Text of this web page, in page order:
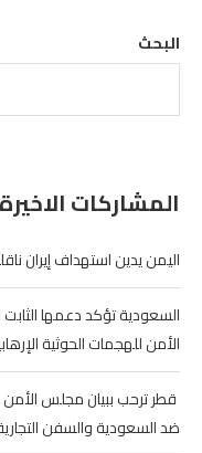
البحث
المشاركات الاخيرة
اليمن يدين استهداف إيران
السعودية تؤكد دعمها
الأمن للهجمات الحوثية
قطر ترحب ببيان مجلس الأمن
ضد السعودية والسفن